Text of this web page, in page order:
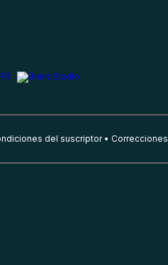
del suscriptor Correcciones